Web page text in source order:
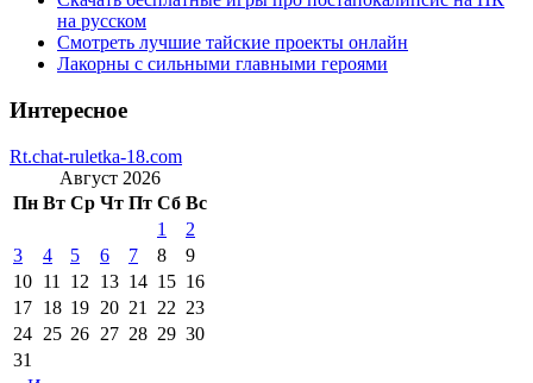
на русском
Смотреть лучшие тайские проекты онлайн
Лакорны с сильными главными героями
Интересное
Rt.chat-ruletka-18.com
Август 2026
Пн Вт Ср Чт Пт Сб Вс
1
2
3
4 5 6 7 8
9
10 11 12 13 14 15 16
17 18 19 20 21 22 23
24 25 26 27 28 29 30
31